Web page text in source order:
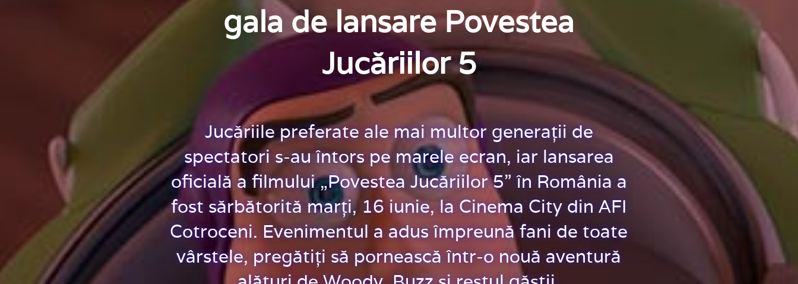
gala de lansare Povestea
Jucăriilor 5
Jucăriile preferate ale mai multor generații de
spectatori s-au întors pe marele ecran, iar lansarea
oficială a filmului „Povestea Jucăriilor 5” în România a
fost sărbătorită marți, 16 iunie, la Cinema City din AFI
Cotroceni. Evenimentul a adus împreună fani de toate
vârstele, pregătiți să pornească într-o nouă aventură